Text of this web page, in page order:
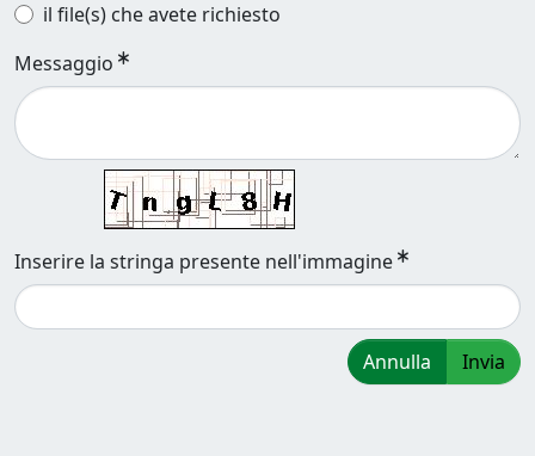
il file(s) che avete richiesto
Messaggio
Inserire la stringa presente nell'immagine
Annulla Invia